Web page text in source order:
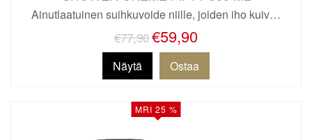
Ainutlaatuinen suihkuvoide niille, joiden iho kuiv…
€77,90€59,90
Näytä
MRI 25 %